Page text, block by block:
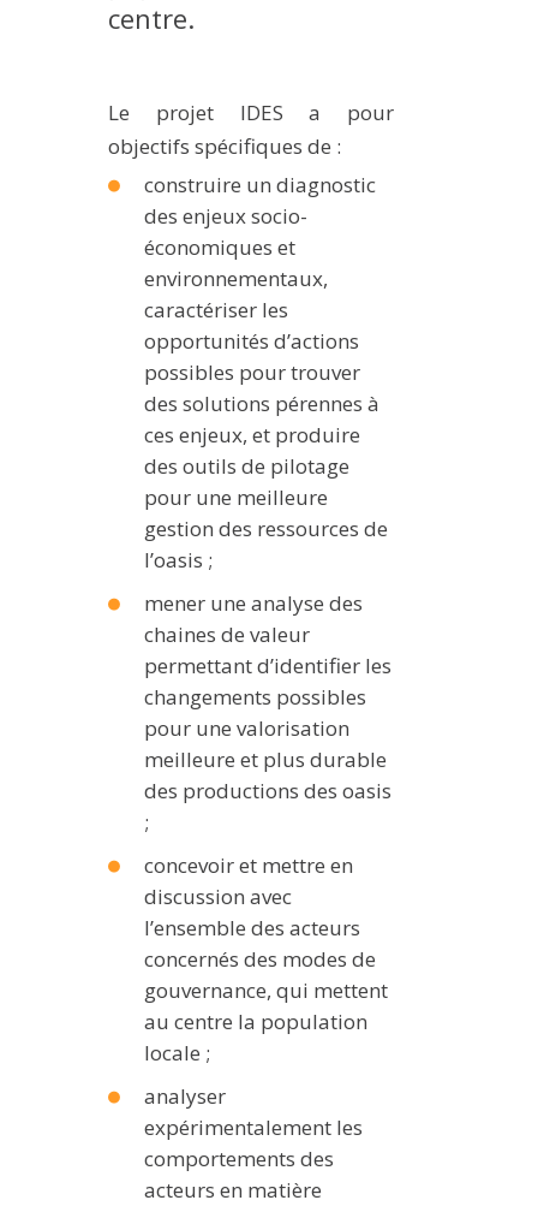
centre.
Le projet IDES a pour
objectifs spécifiques de :
construire un diagnostic
des enjeux socio-
économiques et
environnementaux,
caractériser les
opportunités d’actions
possibles pour trouver
des solutions pérennes à
ces enjeux, et produire
des outils de pilotage
pour une meilleure
gestion des ressources de
l’oasis ;
mener une analyse des
chaines de valeur
permettant d’identifier les
changements possibles
pour une valorisation
meilleure et plus durable
des productions des oasis
;
concevoir et mettre en
discussion avec
l’ensemble des acteurs
concernés des modes de
gouvernance, qui mettent
au centre la population
locale ;
analyser
expérimentalement les
comportements des
acteurs en matière